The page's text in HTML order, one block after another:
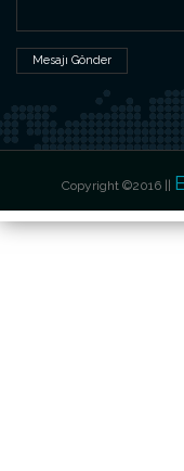
Copyright ©2016 ||